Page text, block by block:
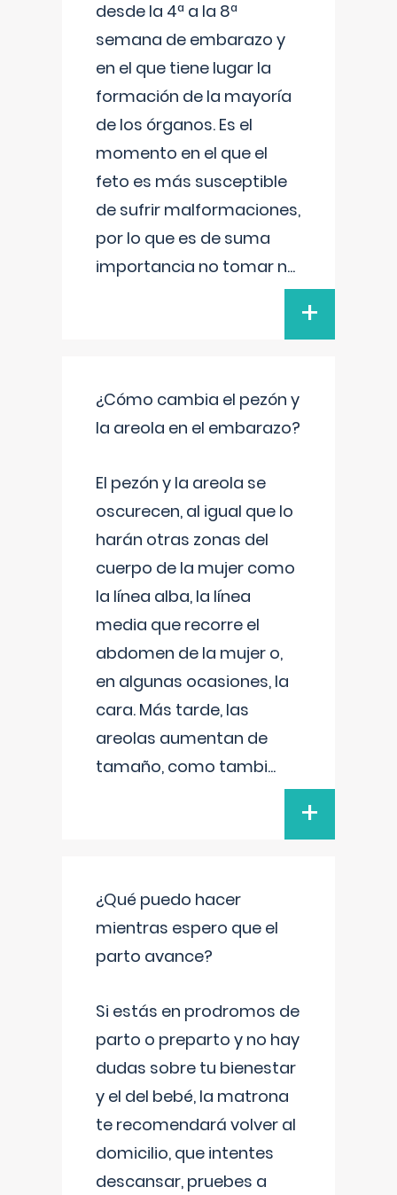
desde la 4ª a la 8ª
semana de embarazo y
en el que tiene lugar la
formación de la mayoría
de los órganos. Es el
momento en el que el
feto es más susceptible
de sufrir malformaciones,
por lo que es de suma
importancia no tomar n...
+
¿Cómo cambia el pezón y
la areola en el embarazo?
El pezón y la areola se
oscurecen, al igual que lo
harán otras zonas del
cuerpo de la mujer como
la línea alba, la línea
media que recorre el
abdomen de la mujer o,
en algunas ocasiones, la
cara. Más tarde, las
areolas aumentan de
tamaño, como tambi...
+
¿Qué puedo hacer
mientras espero que el
parto avance?
Si estás en prodromos de
parto o preparto y no hay
dudas sobre tu bienestar
y el del bebé, la matrona
te recomendará volver al
domicilio, que intentes
descansar, pruebes a